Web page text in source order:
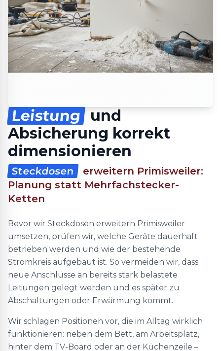
Leistung
und
Absicherung korrekt
dimensionieren
Steckdosen
erweitern Primisweiler:
Planung statt Mehrfachstecker-
Ketten
Bevor wir Steckdosen erweitern Primisweiler
umsetzen, prüfen wir, welche Geräte dauerhaft
betrieben werden und wie der bestehende
Stromkreis aufgebaut ist. So vermeiden wir, dass
neue Anschlüsse an bereits stark belastete
Leitungen gelegt werden und es später zu
Abschaltungen oder Erwärmung kommt.
Wir schlagen Positionen vor, die im Alltag wirklich
funktionieren: neben dem Bett, am Arbeitsplatz,
hinter dem TV-Board oder an der Küchenzeile –